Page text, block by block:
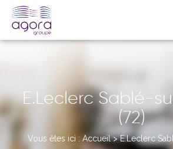
E.Leclerc Sablé-
(72)
Vous êtes ici :Accueil>E.Leclerc